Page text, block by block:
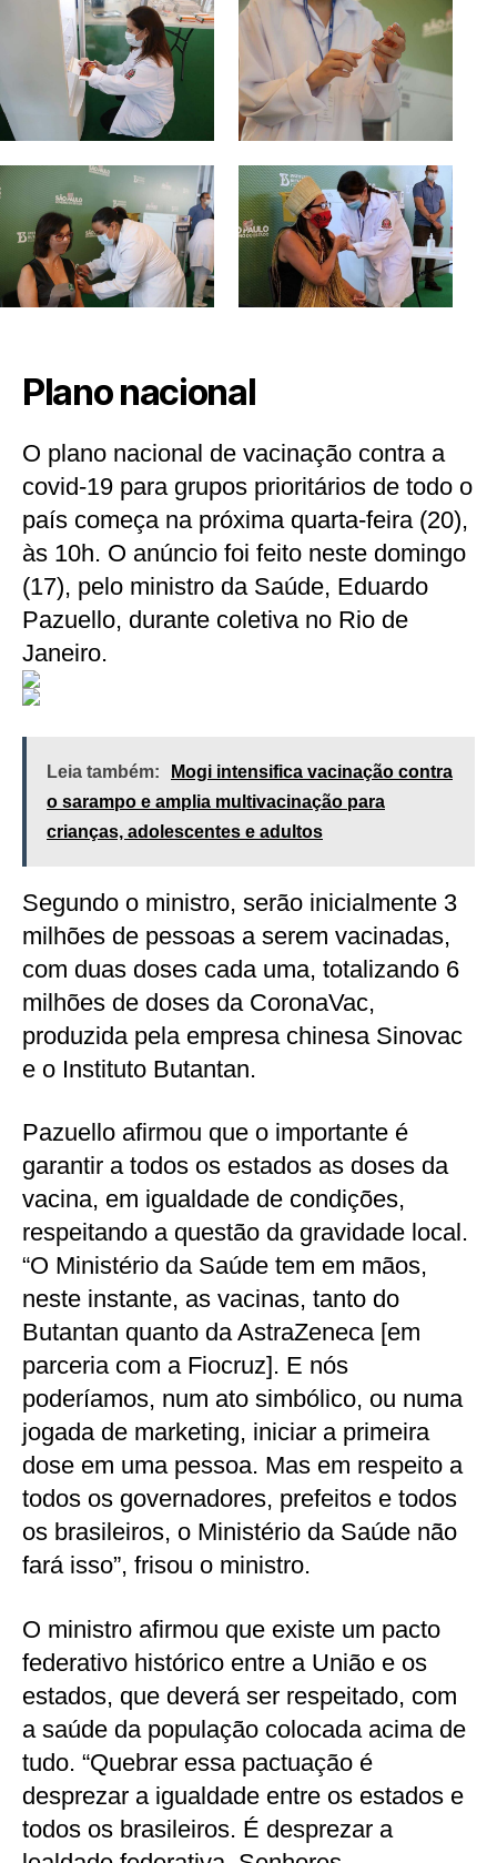
Plano nacional
O plano nacional de vacinação contra a
covid-19 para grupos prioritários de todo o
país começa na próxima quarta-feira (20),
às 10h. O anúncio foi feito neste domingo
(17), pelo ministro da Saúde, Eduardo
Pazuello, durante coletiva no Rio de
Janeiro.
Leia também:
Mogi intensifica vacinação contra
o sarampo e amplia multivacinação para
crianças, adolescentes e adultos
Segundo o ministro, serão inicialmente 3
milhões de pessoas a serem vacinadas,
com duas doses cada uma, totalizando 6
milhões de doses da CoronaVac,
produzida pela empresa chinesa Sinovac
e o Instituto Butantan.
Pazuello afirmou que o importante é
garantir a todos os estados as doses da
vacina, em igualdade de condições,
respeitando a questão da gravidade local.
“O Ministério da Saúde tem em mãos,
neste instante, as vacinas, tanto do
Butantan quanto da AstraZeneca [em
parceria com a Fiocruz]. E nós
poderíamos, num ato simbólico, ou numa
jogada de marketing, iniciar a primeira
dose em uma pessoa. Mas em respeito a
todos os governadores, prefeitos e todos
os brasileiros, o Ministério da Saúde não
fará isso”, frisou o ministro.
O ministro afirmou que existe um pacto
federativo histórico entre a União e os
estados, que deverá ser respeitado, com
a saúde da população colocada acima de
tudo. “Quebrar essa pactuação é
desprezar a igualdade entre os estados e
todos os brasileiros. É desprezar a